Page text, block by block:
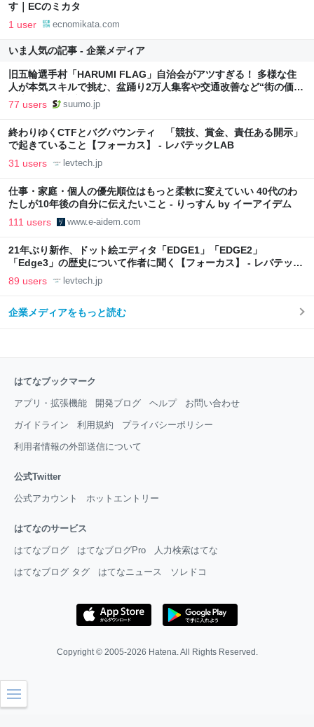
す｜ECのミカタ
1 user ecnomikata.com
いま人気の記事 - 企業メディア
旧五輪選手村「HARUMI FLAG」自治会がアツすぎる！ 多様な住
人が本気スキルで挑む、盆踊り2万人集客や交通改善など“街の価値
向上”戦略 東京・中央区
77 users suumo.jp
終わりゆくCTFとバグバウンティ 「競技、賞金、責任ある開示」
で起きていること【フォーカス】 - レバテックLAB
31 users levtech.jp
仕事・家庭・個人の優先順位はもっと柔軟に変えていい 40代のわ
たしが10年後の自分に伝えたいこと - りっすん by イーアイデム
111 users www.e-aidem.com
21年ぶり新作、ドット絵エディタ「EDGE1」「EDGE2」
「Edge3」の歴史について作者に聞く【フォーカス】 - レバテック
LAB
89 users levtech.jp
企業メディアをもっと読む
はてなブックマーク
アプリ・拡張機能 開発ブログ ヘルプ お問い合わせ
ガイドライン 利用規約 プライバシーポリシー
利用者情報の外部送信について
公式Twitter
公式アカウント ホットエントリー
はてなのサービス
はてなブログ はてなブログPro 人力検索はてな
はてなブログ タグ はてなニュース ソレドコ
Copyright © 2005-2026 Hatena . All Rights Reserved.